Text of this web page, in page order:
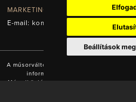
Beállítások
MARKETING, SAJTÓ, KOMMUNIKÁCIÓ
E-mail: kommunikacio@pnsz.hu
A műsorváltozás jogát fenntartjuk! A
információ a Pécsi Nemzeti Színház
Másodközlésük a tulajdonos engedélyével